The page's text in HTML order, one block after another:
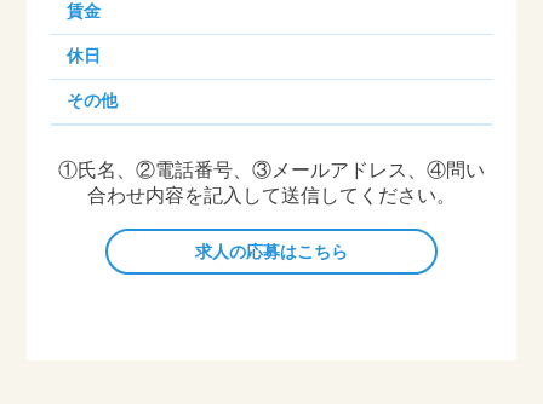
賃金
休日
その他
①氏名、②電話番号、③メールアドレス、④問い
合わせ内容を記入して送信してください。
求人の応募はこちら